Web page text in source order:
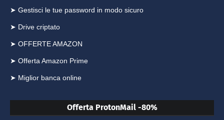
➤ Gestisci le tue password in modo sicuro
➤ Drive criptato
➤ OFFERTE AMAZON
➤ Offerta Amazon Prime
➤ Miglior banca online
Offerta ProtonMail -80%